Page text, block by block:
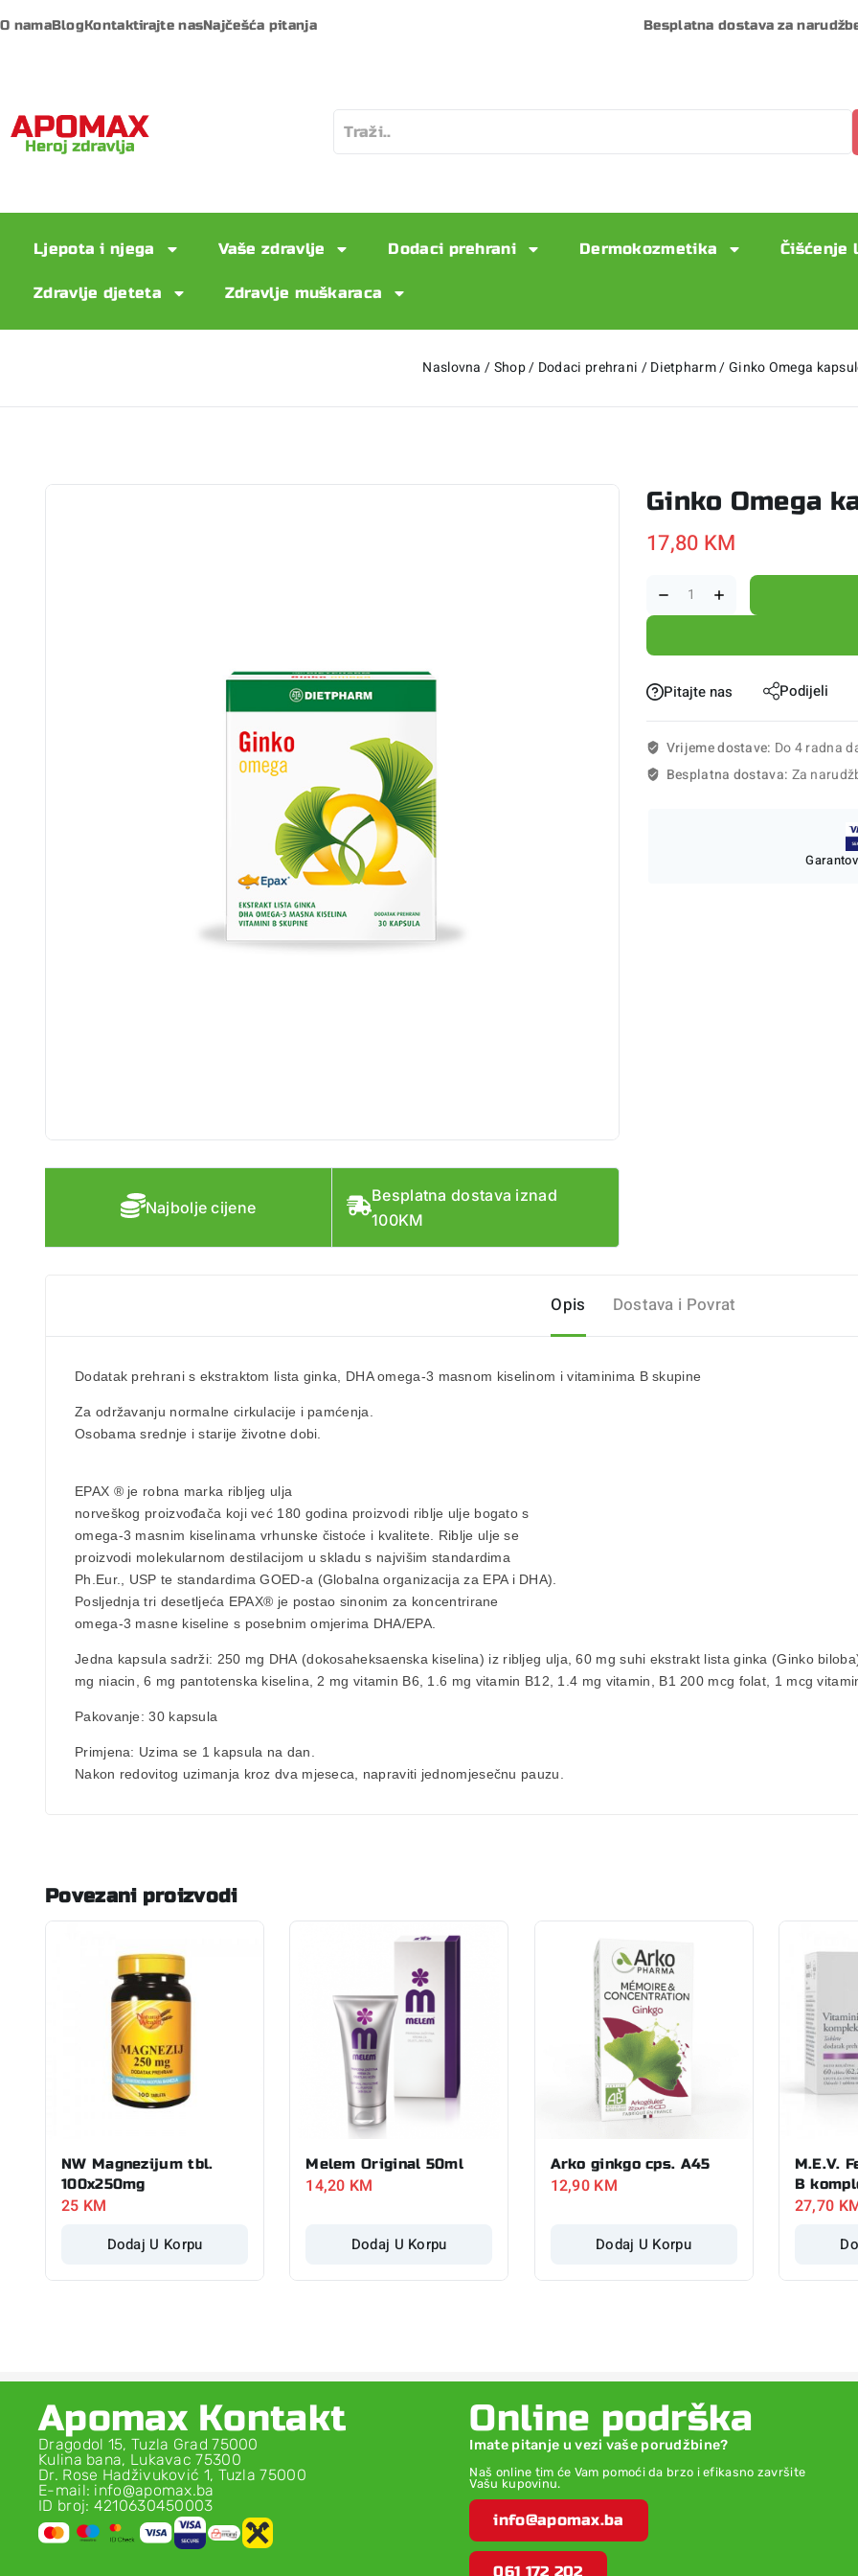
O namaBlogKontaktirajte nasNajčešća pitanja Besplatna dostava za
Ljepota i njega Vaše zdravlje Dodaci prehrani Dermokozmetika Čišćenje
Zdravlje djeteta Zdravlje muškaraca
Naslovna /Shop/ Dodaci prehrani /Dietpharm/Ginko Omega
Najbolje cijene
Besplatna dostava iznad
100KM
Ginko Omega
17,80 KM
Pitajte nas Podijeli
Vrijeme dostave: Do 4 radna
Besplatna dostava: Za
Opis Dostava i Povrat
Dodatak prehrani s ekstraktom lista ginka, DHA omega-3 masnom kiselinom i vitaminima B skupine
Za održavanju normalne cirkulacije i pamćenja.
Osobamasrednje i starije životne dobi.
EPAX ® je robna marka ribljeg ulja
norveškog proizvođača koji već 180 godina proizvodi riblje ulje bogato s
omega-3 masnim kiselinama vrhunske čistoće i kvalitete. Riblje ulje se
proizvodi molekularnom destilacijom u skladu s najvišim standardima
Ph.Eur., USP te standardima GOED-a (Globalna organizacija za EPA i DHA).
Posljednja tri desetljeća EPAX® je postao sinonim za koncentrirane
omega-3 masne kiseline s posebnim omjerima DHA/EPA.
Jedna kapsula sadrži: 250 mg DHA(dokosaheksaenska kiselina) iz ribljeg ulja, 60 mg suhi ekstrakt lista ginka (Ginko
mg niacin, 6 mg pantotenska kiselina, 2 mg vitamin B6, 1.6 mg vitamin B12, 1.4 mg vitamin, B1 200 mcg folat, 1 mcg
Pakovanje: 30 kapsula
Primjena: Uzima se 1 kapsula na dan.
Nakon redovitog uzimanja kroz dva mjeseca, napraviti jednomjesečnu pauzu.
Povezani proizvodi
NW Magnezijum tbl.
100x250mg
25 KM
Dodaj U Korpu
Melem Original 50ml
14,20 KM
Dodaj U Korpu
Arko ginkgo cps. A45
12,90 KM
Dodaj U Korpu
M.E.V.
B
27,70
Apomax Kontakt
Dragodol 15, Tuzla Grad 75000
Kulina bana, Lukavac 75300
Dr. Rose Hadživuković 1, Tuzla 75000
E-mail: info@apomax.ba
ID broj: 4210630450003
Online podrška
Imate pitanje u vezi vaše porudžbine?
Naš online tim će Vam pomoći da brzo i efikasno završite
Vašu kupovinu.
info@apomax.ba
061 172 202